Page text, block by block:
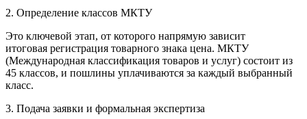
2. Определение классов МКТУ
Это ключевой этап, от которого напрямую зависит
итоговая регистрация товарного знака цена. МКТУ
(Международная классификация товаров и услуг) состоит из
45 классов, и пошлины уплачиваются за каждый выбранный
класс.
3. Подача заявки и формальная экспертиза